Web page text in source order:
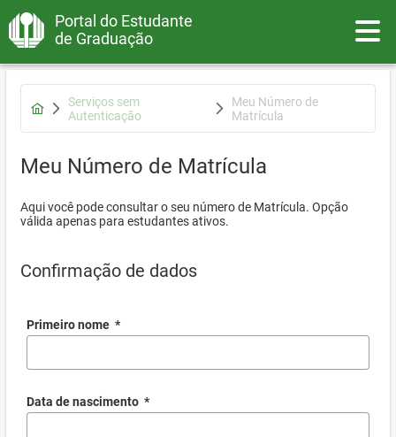
Portal do Estudante
de Graduação
Serviços sem
Autenticação
Meu Número de
Matrícula
Meu Número de Matrícula
Aqui você pode consultar o seu número de Matrícula. Opção
válida apenas para estudantes ativos.
Confirmação de dados
Primeiro nome *
Data de nascimento *